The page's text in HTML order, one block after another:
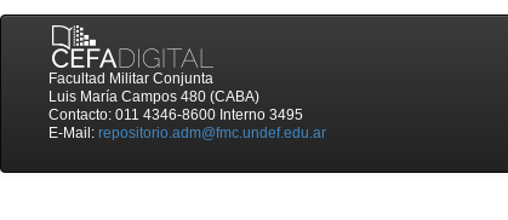
Facultad Militar Conjunta
Luis María Campos 480 (CABA)
Contacto: 011 4346-8600 Interno 3495
E-Mail: repositorio.adm@fmc.undef.edu.ar